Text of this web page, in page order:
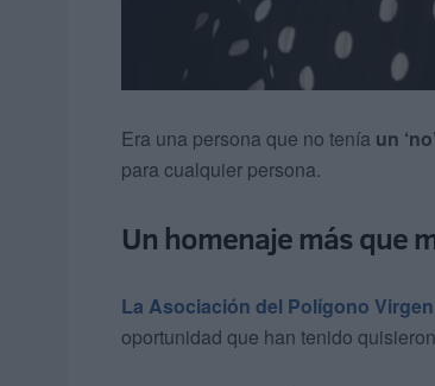
Era una persona que no tenía un
para cualquier persona.
Un homenaje más que
La Asociación del Polígono
oportunidad que han tenido